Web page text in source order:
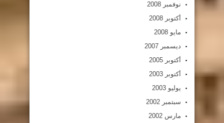
نوفمبر 2008
أكتوبر 2008
مايو 2008
ديسمبر 2007
أكتوبر 2005
أكتوبر 2003
يوليو 2003
سبتمبر 2002
مارس 2002